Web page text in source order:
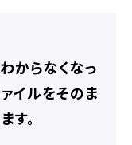
からなくなっ
イルをそのま
す。